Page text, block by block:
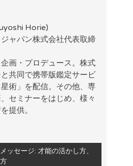
Horie)
ャパン株式会社代表取締
企画・プロデュース。株式
共同で携帯版鑑定サービ
術」を配信。その他、専
セミナーをはじめ、様々
提供。
ッセージ: 才能の活かし方、